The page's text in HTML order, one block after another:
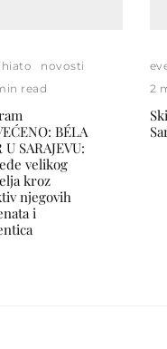
novosti
read
BÉLA
U SARAJEVU:
velikog
kroz
njegovih
i
2